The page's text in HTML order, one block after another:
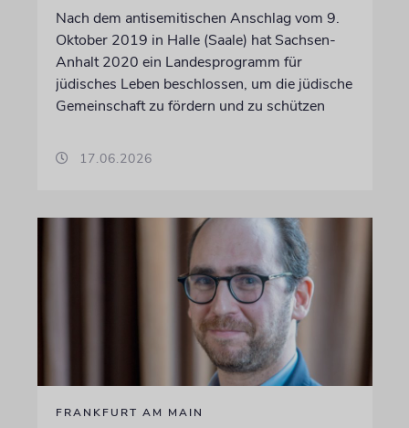
Nach dem antisemitischen Anschlag vom 9.
Oktober 2019 in Halle (Saale) hat Sachsen-
Anhalt 2020 ein Landesprogramm für
jüdisches Leben beschlossen, um die jüdische
Gemeinschaft zu fördern und zu schützen
17.06.2026
FRANKFURT AM MAIN